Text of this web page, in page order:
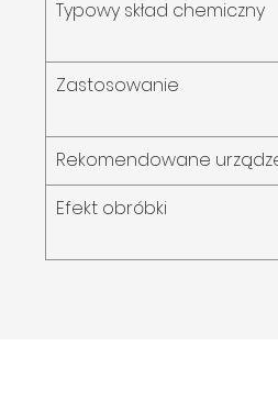
Typowy skład chemiczny
Zastosowanie
Rekomendowane
Efekt obróbki